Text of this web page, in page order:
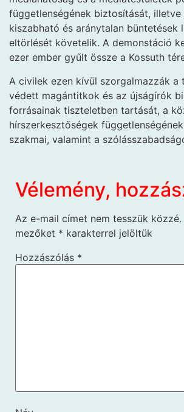
függetlenségének biztosítását, illetve
kiszabható és aránytalan büntetések
eltörlését követelik. A demonstáció
ezer ember gyűlt össze a Kossuth
A civilek ezen kívül szorgalmazzák a
védett magántitkok és az újságírók
forrásainak tiszteletben tartását, a
hírszerkesztőségek
szakmai, valamint a
Vélemény,
Az e-mail címet nem tesszük közzé.
mezőket * karakterrel jelöltük
Hozzászólás *